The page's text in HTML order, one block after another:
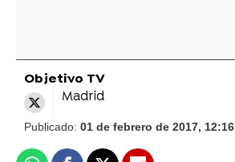
Objetivo TV
Madrid
Publicado: 01 de febrero de 2017, 12:16